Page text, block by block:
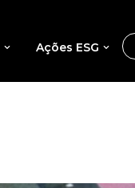
Ações ESG